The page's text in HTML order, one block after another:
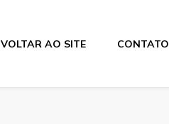
VOLTAR AO SITE CONTATO